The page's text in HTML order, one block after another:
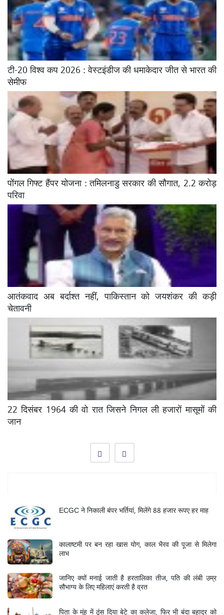
टी-20 विश्व कप 2026 : वेस्टइंडीज की धमाकेदार जीत से भारत की
सेमीफ
पोंगल गिफ्ट हैंपर योजना : तमिलनाडु सरकार की सौगात, 2.2 करोड़
परिवा
आतंकवाद अब बर्दाश्त नहीं, पाकिस्तान को जयशंकर की कड़ी
चेतावनी
22 दिसंबर 1964 की वो रात जिसने निगल ली हजारों मासूमों की
जान
ECGC ने निकाली बंपर भर्तियां, मिलेंगे 88 हजार रूपए हर माह
कालाष्टमी पर बन रहा खास योग, काल भैरव की पूजा से मिलेगा
लाभ
जानिए क्यों मनाई जाती है हरतालिका तीज, पति की लंबी उम्र
सौभाग्य के लिए महिलाएं करती है व्रत
पिता के मुंह में ठूंस दिया बेटे का कलेजा, फिर भी बंदा बहादुर को